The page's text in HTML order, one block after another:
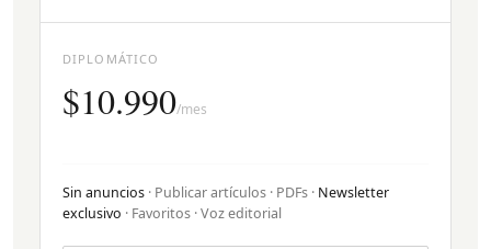
DIPLOMÁTICO
$10.990/mes
Sin anuncios · Publicar artículos · PDFs · Newsletter
exclusivo · Favoritos · Voz editorial